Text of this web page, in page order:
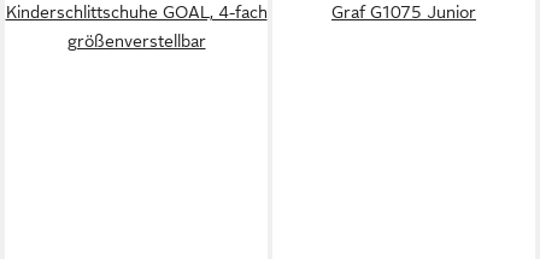
Kinderschlittschuhe GOAL, 4-fach
größenverstellbar
Graf G1075 Junior